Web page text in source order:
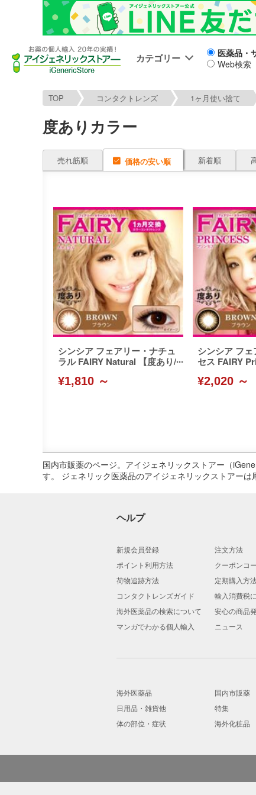
カテゴリー
医薬品・
Web検索
TOP コンタクトレンズ 1ヶ月使い捨て
度ありカラー
売れ筋順 価格の安い順 新着順
シンシア フェアリー・ナチュ
ラル FAIRY Natural 【度あり/
¥1,810 ～
シンシア フ
セス FAIRY
¥2,020 ～
国内市販薬のページ。アイジェネリックストアー（
す。 ジェネリック医薬品のアイジェネリックストアー
ヘルプ
新規会員登録 注文方法
ポイント利用方法
クーポンコ
荷物追跡方法
定期購入方
コンタクトレンズガイド
輸入消費税
海外医薬品の検索について
安心の商品
マンガでわかる個人輸入
ニュース
海外医薬品 国内市販薬
日用品・雑貨他
特集
体の部位・症状
海外化粧品